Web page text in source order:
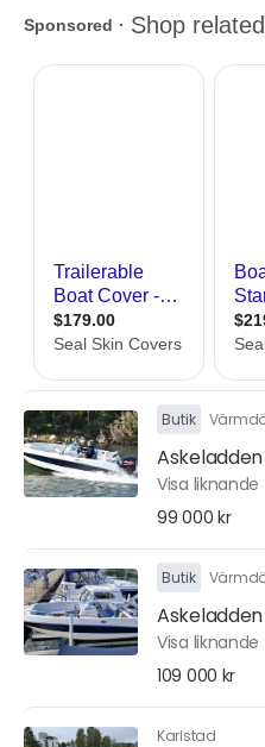
Butik
Askeladden
Visa liknande
99 000 kr
Butik
Askeladden
Visa liknande
109 000 kr
Karlstad